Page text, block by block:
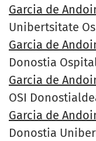
Garcia de
Unibertsitate
Garcia de
Donostia
Garcia de
OSI
Garcia de
Donostia